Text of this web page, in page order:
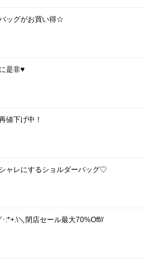
ッグがお買い得☆
是非♥
値下げ中！
ャレにするショルダーバッグ♡
:*+.\＼閉店セール最大70%Off//